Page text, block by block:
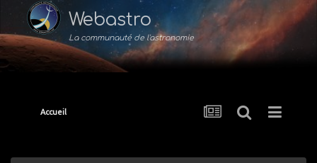
Webastro
La communauté de l'astronomie
Accueil